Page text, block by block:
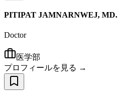
PITIPAT JAMNARNWEJ, MD.
Doctor
医学部
プロフィールを見る →